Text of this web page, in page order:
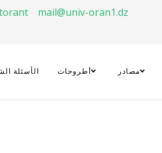
mail@univ-oran1.dz
مصادر أطروحات الأسئلة